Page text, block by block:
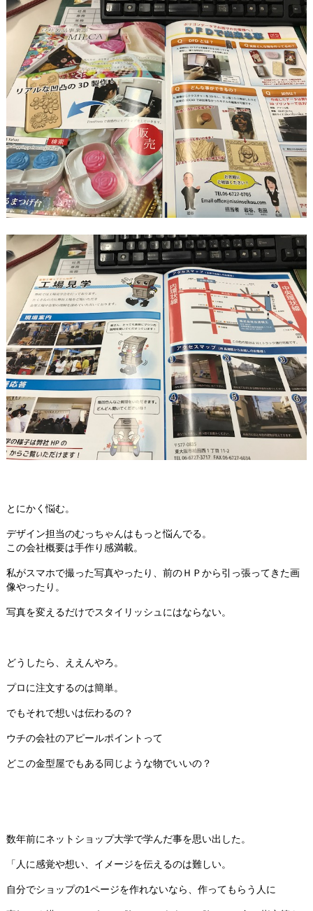
とにかく悩む。
デザイン担当のむっちゃんはもっと悩んでる。
この会社概要は手作り感満載。
私がスマホで撮った写真やったり、前のＨＰから引っ張ってきた画
像やったり。
写真を変えるだけでスタイリッシュにはならない。
どうしたら、ええんやろ。
プロに注文するのは簡単。
でもそれで想いは伝わるの？
ウチの会社のアピールポイントって
どこの金型屋でもある同じような物でいいの？
数年前にネットショップ大学で学んだ事を思い出した。
「人に感覚や想い、イメージを伝えるのは難しい。
自分でショップの1ページを作れないなら、作ってもらう人に